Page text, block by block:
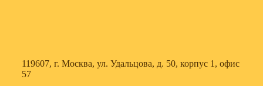
119607, г. Москва, ул. Удальцова, д. 50, корпус 1, офис
57